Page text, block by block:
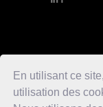
En utilisant ce
utilisation des